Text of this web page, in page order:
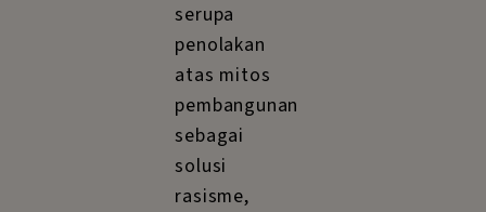
serupa
penolakan
atas mitos
pembangunan
sebagai
solusi
rasisme,